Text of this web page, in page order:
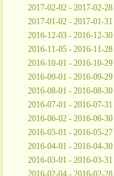
2017-02-02 - 2017-02-28
2017-01-02 - 2017-01-31
2016-12-03 - 2016-12-30
2016-11-05 - 2016-11-28
2016-10-01 - 2016-10-29
2016-09-01 - 2016-09-29
2016-08-01 - 2016-08-30
2016-07-01 - 2016-07-31
2016-06-02 - 2016-06-30
2016-05-01 - 2016-05-27
2016-04-01 - 2016-04-30
2016-03-01 - 2016-03-31
2016-02-04 - 2016-02-28